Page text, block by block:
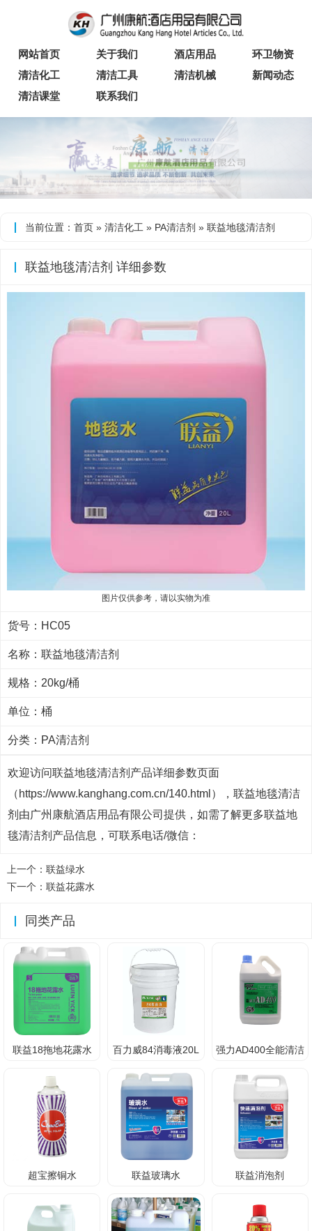
网站首页 关于我们 酒店用品
环卫物资
清洁化工
清洁工具 清洁机械
新闻动态
清洁课堂
联系我们
当前位置： 首页 » 清洁化工 » PA清洁剂 » 联益地毯清洁剂
联益地毯清洁剂 详细参数
图片仅供参考，请以实物为准
货号：HC05
名称：联益地毯清洁剂
规格：20kg/桶
单位：桶
分类： PA清洁剂
欢迎访问联益地毯清洁剂产品详细参数页面
（https://www.kanghang.com.cn/140.html），联益地毯清洁
剂由广州康航酒店用品有限公司提供，如需了解更多联益地
毯清洁剂产品信息，可联系电话/微信：
上一个： 联益绿水
下一个： 联益花露水
同类产品
联益18拖地花露水 百力威84消毒液20L
强力AD400全能清洁
超宝擦铜水 联益玻璃水 联益消泡剂